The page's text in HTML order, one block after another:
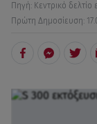
Πηγή: Κεντρικό
Πρώτη Δημοσίευση: